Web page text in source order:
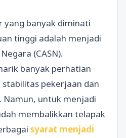
yang banyak diminati
tinggi adalah menjadi
(CASN).
banyak perhatian
pekerjaan dan
Namun, untuk menjadi
membalikkan telapak
syarat menjadi